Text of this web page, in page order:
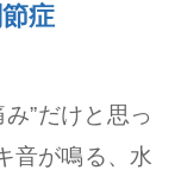
症
”だけと思っ
音が鳴る、水